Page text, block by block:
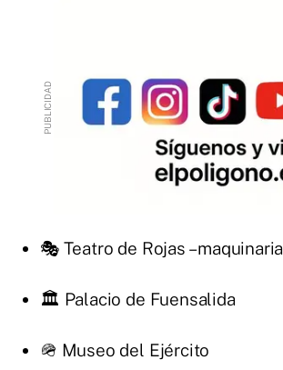
🎭 Teatro de Rojas – maquinaria
🏛 Palacio de Fuensalida
🪖 Museo del Ejército